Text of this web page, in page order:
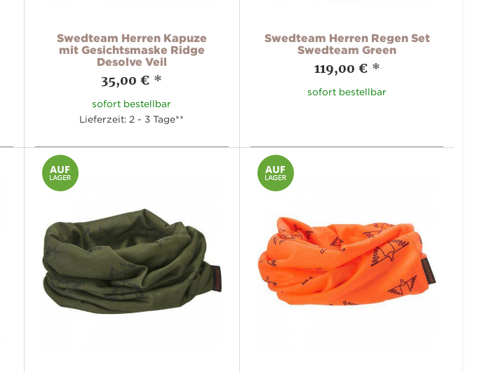
Swedteam Herren Kapuze
mit Gesichtsmaske Ridge
Desolve Veil
35,00 € *
sofort bestellbar
Lieferzeit: 2 - 3 Tage**
Swedteam Herren Regen Set
Swedteam Green
119,00 € *
sofort bestellbar